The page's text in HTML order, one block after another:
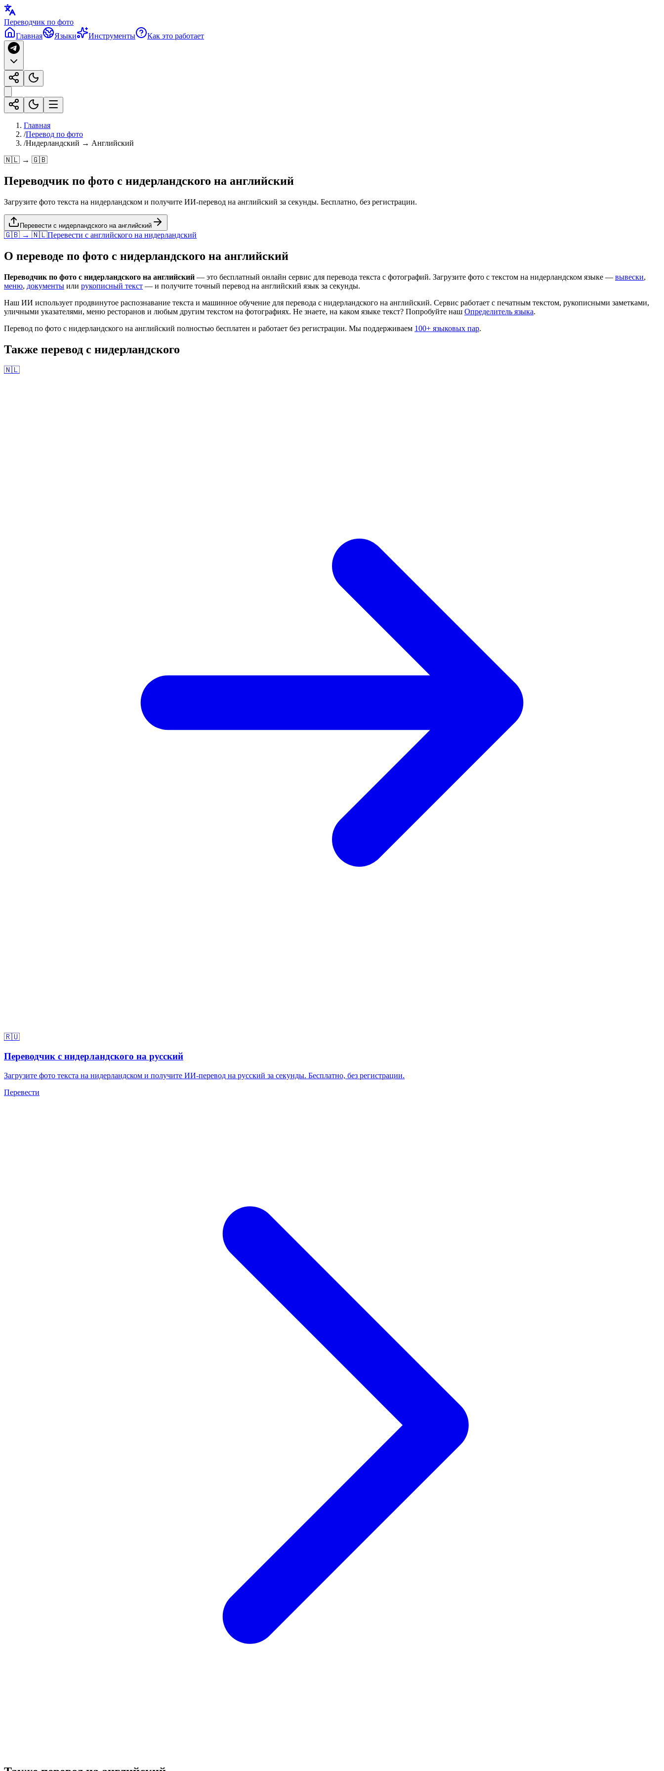
Переводчик по фото
Главная
Языки Инструменты Как это работает
Главная
/Перевод по фото
/Нидерландский → Английский
🇳🇱 → 🇬🇧
Переводчик по фото с нидерландского на английский
Загрузите фото текста на нидерландском и получите ИИ-перевод на английский за секунды. Бесплатно, без регистрации.
Перевести с нидерландского на английский
🇬🇧 → 🇳🇱Перевести с английского на нидерландский
О переводе по фото с нидерландского на английский
Переводчик по фото с нидерландского на английский — это бесплатный онлайн сервис для перевода текста с фотографий. Загрузите фото с текстом на нидерландском языке — вывески,
меню, документы или рукописный текст — и получите точный перевод на английский язык за секунды.
Наш ИИ использует продвинутое распознавание текста и машинное обучение для перевода с нидерландского на английский. Сервис работает с печатным текстом, рукописными заметками,
уличными указателями, меню ресторанов и любым другим текстом на фотографиях. Не знаете, на каком языке текст? Попробуйте наш Определитель языка.
Перевод по фото с нидерландского на английский полностью бесплатен и работает без регистрации. Мы поддерживаем 100+ языковых пар.
Также перевод с нидерландского
🇳🇱
🇷🇺
Переводчик с нидерландского на русский
Загрузите фото текста на нидерландском и получите ИИ-перевод на русский за секунды. Бесплатно, без регистрации.
Перевести